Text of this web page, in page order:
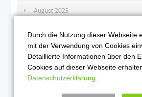
August 2023
Mai 2023
April 2023
Durch die Nutzung dieser Webseite
mit der Verwendung von Cookies
Detaillierte Informationen über den
Cookies auf dieser Webseite
Datenschutzerklärung